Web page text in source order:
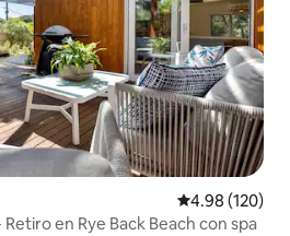
Calificación
4.98 (120)
en Rye Back Beach con spa